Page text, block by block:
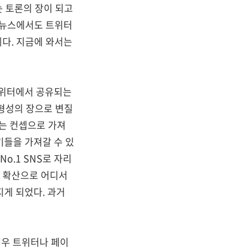
토론의 장이 되고
스에서도 트위터
. 지금에 와서는
터에서 공유되는
성의 장으로 변질
컨셉으로 가져
을 가져갈 수 있
SNS로 자리
산으로 어디서
되었다. 과거
트위터나 페이